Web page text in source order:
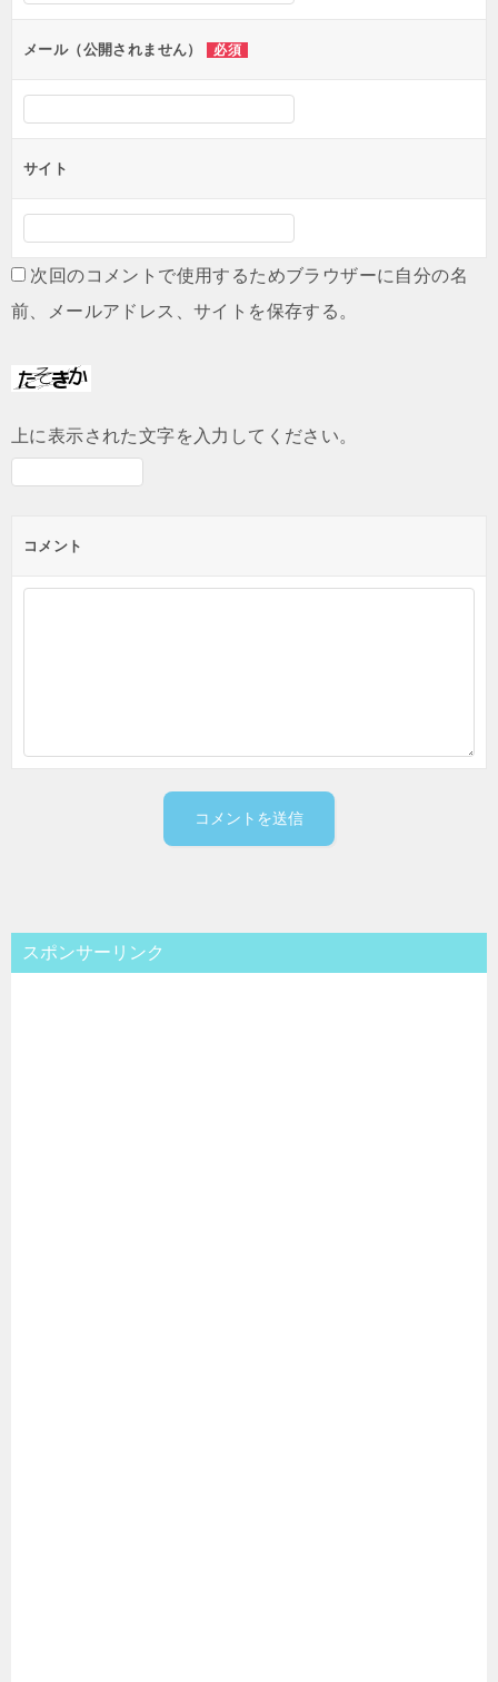
ンメール（公開されません） 必須
サイト
次回のコメントで使用するためブラウザーに自分の名
前、メールアドレス、サイトを保存する。
上に表示された文字を入力してください。
コメント
スポンサーリンク